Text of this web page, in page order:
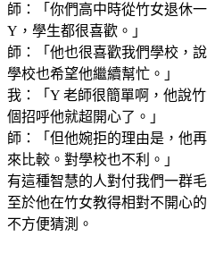
師：「你們高中時從竹女退休
Y，學生都很喜歡。」
師：「他也很喜歡我們學校，
學校也希望他繼續幫忙。」
我：「Y 老師很簡單啊，他說
個招呼他就超開心了。」
師：「但他婉拒的理由是，他
來比較。對學校也不利。」
有這種智慧的人對付我們一群
至於他在竹女教得相對不開心
不方便猜測。